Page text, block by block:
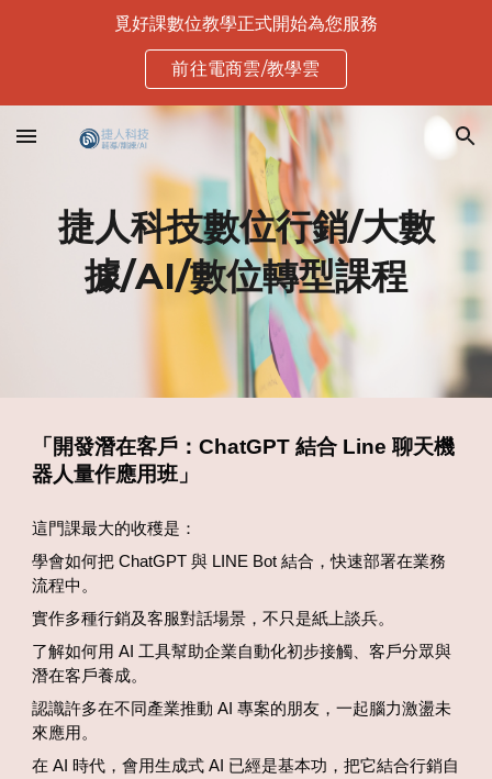
覓好課數位教學正式開始為您服務
前往電商雲/教學雲
捷人科技數位行銷/大數
據/AI/數位轉型課程
「開發潛在客戶：ChatGPT 結合 Line 聊天機
器人量作應用班」
這門課最大的收穫是：
學會如何把 ChatGPT 與 LINE Bot 結合，快速部署在業務
流程中。
實作多種行銷及客服對話場景，不只是紙上談兵。
了解如何用 AI 工具幫助企業自動化初步接觸、客戶分眾與
潛在客戶養成。
認識許多在不同產業推動 AI 專案的朋友，一起腦力激盪未
來應用。
在 AI 時代，會用生成式 AI 已經是基本功，把它結合行銷自